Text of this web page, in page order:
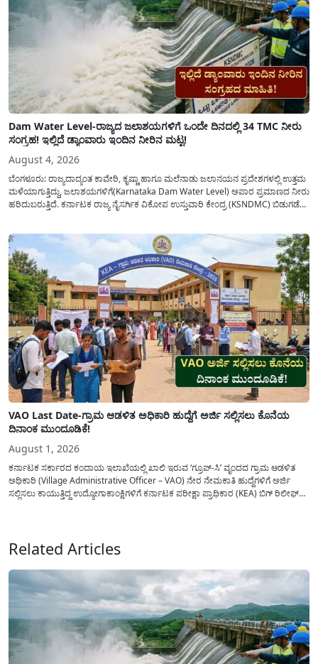
Dam Water Level-ರಾಜ್ಯದ ಜಲಾಶಯಗಳಿಗೆ ಒಂದೇ ದಿನದಲ್ಲಿ 34 TMC ನೀರು
ಸಂಗ್ರಹ! ಇಲ್ಲಿದೆ ಡ್ಯಾಂವಾರು ಇಂದಿನ ನೀರಿನ ಮಟ್ಟ!
August 4, 2026
ಬೆಂಗಳೂರು: ರಾಜ್ಯದಾದ್ಯಂತ ಕಾವೇರಿ, ಕೃಷ್ಣಾ ಹಾಗೂ ಮಲೆನಾಡು ಜಲಾನಯನ ಪ್ರದೇಶಗಳಲ್ಲಿ ಉತ್ತಮ
ಮಳೆಯಾಗುತ್ತಿದ್ದು, ಜಲಾಶಯಗಳಿಗೆ(Karnataka Dam Water Level) ಅಪಾರ ಪ್ರಮಾಣದ ನೀರು
ಹರಿದುಬರುತ್ತಿದೆ. ಕರ್ನಾಟಕ ರಾಜ್ಯ ನೈಸರ್ಗಿಕ ವಿಕೋಪ ಉಸ್ತುವಾರಿ ಕೇಂದ್ರ (KSNDMC) ಬಿಡುಗಡೆ
VAO Last Date-ಗ್ರಾಮ ಆಡಳಿತ ಅಧಿಕಾರಿ ಹುದ್ದೆಗೆ ಅರ್ಜಿ ಸಲ್ಲಿಸಲು ಕೊನೆಯ
ದಿನಾಂಕ ಮುಂದೂಡಿಕೆ!
August 1, 2026
ಕರ್ನಾಟಕ ಸರ್ಕಾರದ ಕಂದಾಯ ಇಲಾಖೆಯಲ್ಲಿ ಖಾಲಿ ಇರುವ ‘ಗ್ರೂಪ್-ಸಿ’ ವೃಂದದ ಗ್ರಾಮ ಆಡಳಿತ
ಅಧಿಕಾರಿ (Village Administrative Officer – VAO) ನೇರ ನೇಮಕಾತಿ ಹುದ್ದೆಗಳಿಗೆ ಅರ್ಜಿ
ಸಲ್ಲಿಸಲು ಕಾಯುತ್ತಿದ್ದ ಉದ್ಯೋಗಾಕಾಂಕ್ಷಿಗಳಿಗೆ ಕರ್ನಾಟಕ ಪರೀಕ್ಷಾ ಪ್ರಾಧಿಕಾರ (KEA) ಬಿಗ್ ರಿಲೀಫ್
Related Articles